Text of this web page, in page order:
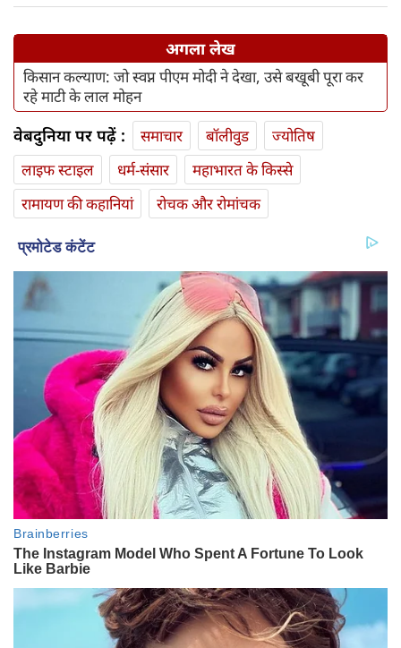
अगला लेख
किसान कल्याण: जो स्वप्न पीएम मोदी ने देखा, उसे बखूबी पूरा कर
रहे माटी के लाल मोहन
वेबदुनिया पर पढ़ें : समाचार बॉलीवुड
ज्योतिष
लाइफ स्‍टाइल
धर्म-संसार
महाभारत के किस्से
रामायण की कहानियां
रोचक और रोमांचक